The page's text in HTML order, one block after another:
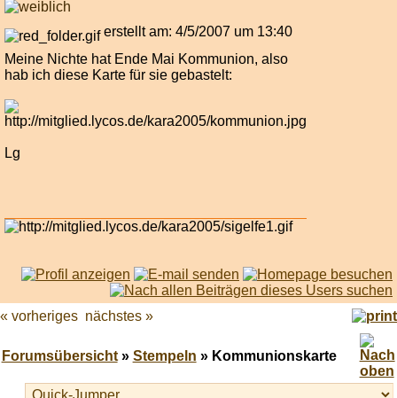
erstellt am: 4/5/2007 um 13:40
Meine Nichte hat Ende Mai Kommunion, also
hab ich diese Karte für sie gebastelt:
Lg
« vorheriges nächstes »
Forumsübersicht» Stempeln » Kommunionskarte